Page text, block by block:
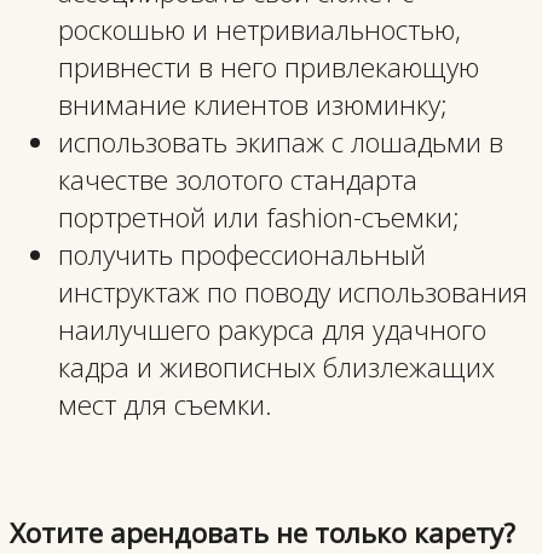
роскошью и нетривиальностью,
привнести в него привлекающую
внимание клиентов изюминку;
использовать экипаж с лошадьми в
качестве золотого стандарта
портретной или fashion-съемки;
получить профессиональный
инструктаж по поводу использования
наилучшего ракурса для удачного
кадра и живописных близлежащих
мест для съемки.
Хотите арендовать не только карету?